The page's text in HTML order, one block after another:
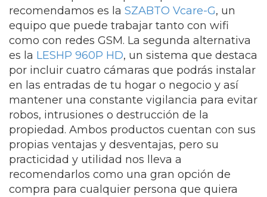
recomendamos es la SZABTO Vcare-G, un
equipo que puede trabajar tanto con wifi
como con redes GSM. La segunda alternativa
es la LESHP 960P HD, un sistema que destaca
por incluir cuatro cámaras que podrás instalar
en las entradas de tu hogar o negocio y así
mantener una constante vigilancia para evitar
robos, intrusiones o destrucción de la
propiedad. Ambos productos cuentan con sus
propias ventajas y desventajas, pero su
practicidad y utilidad nos lleva a
recomendarlos como una gran opción de
compra para cualquier persona que quiera